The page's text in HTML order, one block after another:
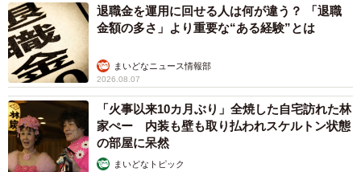
退職金を運用に回せる人は何が違う？ 「退職
金額の多さ」より重要な“ある経験”とは
まいどなニュース情報部
2026.08.07
「火事以来10カ月ぶり」全焼した自宅訪れた林
家ぺー 内装も壁も取り払われスケルトン状態
の部屋に呆然
まいどなトピック